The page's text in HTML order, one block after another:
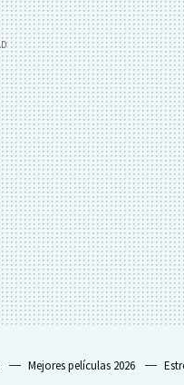
Mejores películas 2026